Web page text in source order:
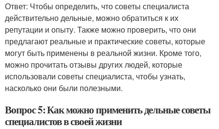
Ответ: Чтобы определить, что советы специалиста
действительно дельные, можно обратиться к их
репутации и опыту. Также можно проверить, что они
предлагают реальные и практические советы, которые
могут быть применены в реальной жизни. Кроме того,
можно прочитать отзывы других людей, которые
использовали советы специалиста, чтобы узнать,
насколько они были полезными.
Вопрос 5: Как можно применить дельные советы
специалистов в своей жизни